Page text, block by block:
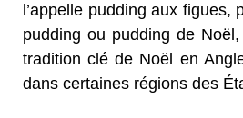
l’appelle pudding aux figues,
pudding ou pudding de
tradition clé de Noël en
dans certaines régions des